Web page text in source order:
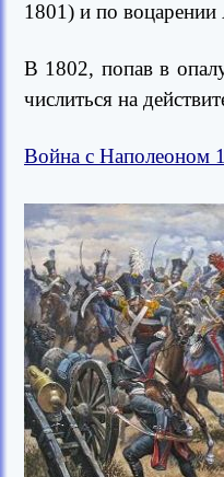
1801) и по воцарении
В 1802, попав в
числиться на
Война с Наполеоном